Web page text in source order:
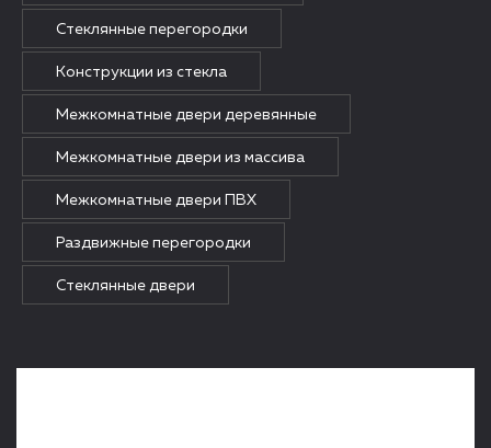
Стеклянные перегородки
Конструкции из стекла
Межкомнатные двери деревянные
Межкомнатные двери из массива
Межкомнатные двери ПВХ
Раздвижные перегородки
Стеклянные двери